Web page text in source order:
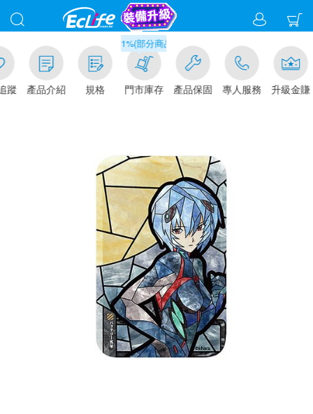
蹤 產品介紹 規格
滿千元門市取貨現折1%(部分商品不適用)-請點我看
門市庫存 產品保固 專人服務 升級金賺